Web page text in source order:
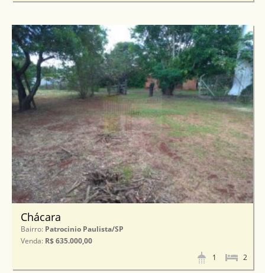
Chácara
Bairro: Patrocinio Paulista/SP
Venda: R$ 635.000,00
2
1